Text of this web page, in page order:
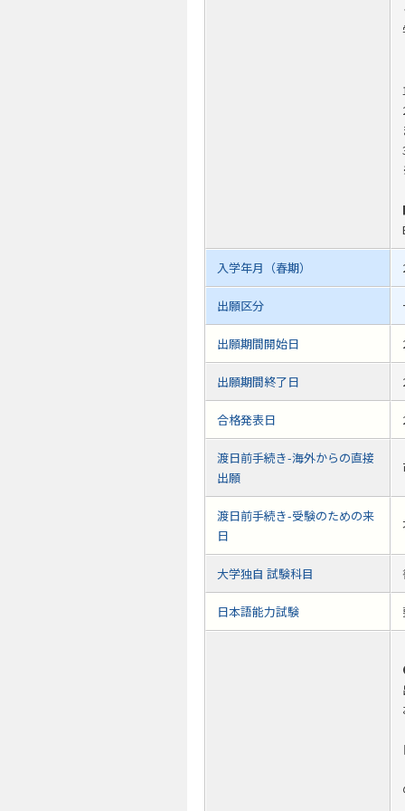
入学年月（春期）
出願区分
出願期間開始日
出願期間終了日
合格発表日
渡日前手続き-海外からの直接
出願
渡日前手続き-受験のための来
日
大学独自 試験科目
日本語能力試験